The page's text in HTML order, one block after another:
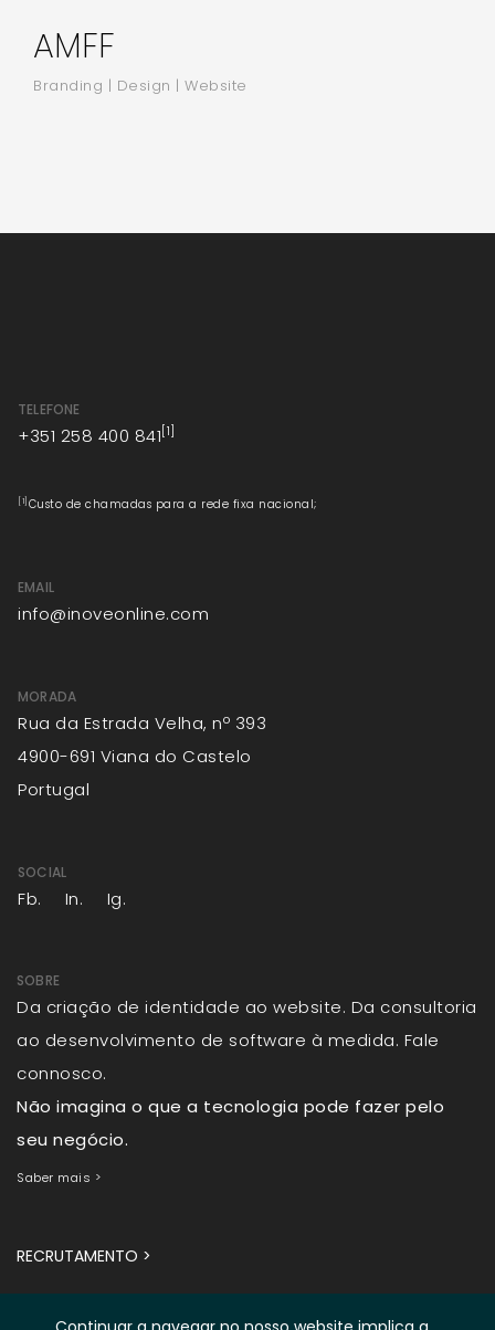
AMFF
Branding | Design | Website
TELEFONE
+351 258 400 841[1]
[1] Custo de chamadas para a rede fixa nacional;
EMAIL
info@inoveonline.com
MORADA
Rua da Estrada Velha, nº 393
4900-691 Viana do Castelo
Portugal
SOCIAL
Fb. In. Ig.
SOBRE
Da criação de identidade ao website. Da consultoria
ao desenvolvimento de software à medida. Fale
connosco.
Não imagina o que a tecnologia pode fazer pelo
seu negócio.
Saber mais >
RECRUTAMENTO >